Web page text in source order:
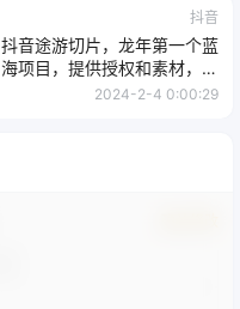
抖音
抖音途游切片，龙年第一个蓝
海项目，提供授权和素材，长
期稳定，月入过万
2024-2-4 0:00:29